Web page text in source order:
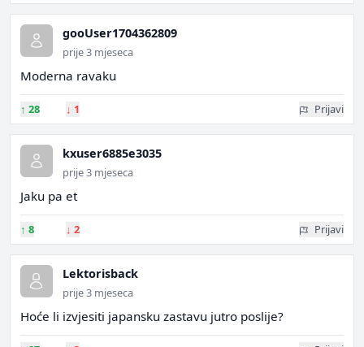
gooUser1704362809
prije 3 mjeseca
Moderna ravaku
↑ 28 ↓ 1 Prijavi
kxuser6885e3035
prije 3 mjeseca
Jaku pa et
↑ 8 ↓ 2 Prijavi
Lektorisback
prije 3 mjeseca
Hoće li izvjesiti japansku zastavu jutro poslije?